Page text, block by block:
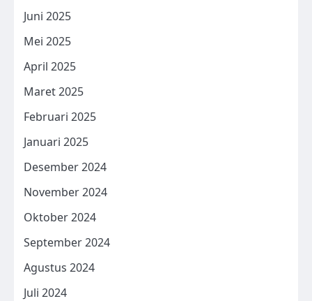
Juni 2025
Mei 2025
April 2025
Maret 2025
Februari 2025
Januari 2025
Desember 2024
November 2024
Oktober 2024
September 2024
Agustus 2024
Juli 2024